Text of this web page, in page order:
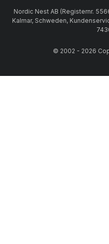
Nordic Nest AB (Registernr.
Kalmar, Schweden,
© 2002 - 2026